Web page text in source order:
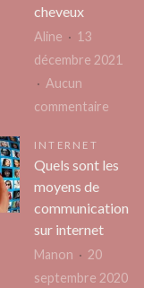
cheveux
Aline
13
décembre 2021
Aucun
commentaire
INTERNET
Quels sont les
moyens de
communication
sur internet
Manon
20
septembre 2020